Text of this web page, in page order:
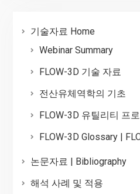
기술자료 Home
Webinar Summary
FLOW-3D 기술 자료
전산유체역학의 기초
FLOW-3D 유틸리티 프
FLOW-3D Glossary |
논문자료 | Bibliography
해석 사례 및 적용